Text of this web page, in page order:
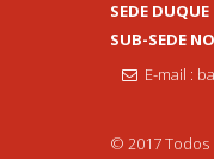
SEDE
SUB-SEDE
E-mail :
© 2017 Todos